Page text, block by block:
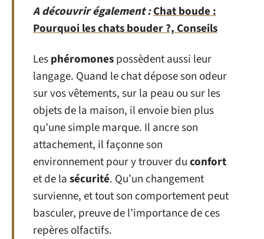
A découvrir également :Chat boude :
Pourquoi les chats bouder ?, Conseils
Lesphéromonespossèdent aussi leur
langage. Quand le chat dépose son odeur
sur vos vêtements, sur la peau ou sur les
objets de la maison, il envoie bien plus
qu’une simple marque. Il ancre son
attachement, il façonne son
environnement pour y trouver duconfort
et de lasécurité. Qu’un changement
survienne, et tout son comportement peut
basculer, preuve de l’importance de ces
repères olfactifs.